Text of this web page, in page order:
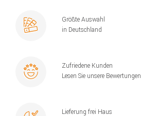
Größte Auswahl
in Deutschland
Zufriedene Kunden
Lesen Sie unsere Bewertungen
Lieferung frei Haus